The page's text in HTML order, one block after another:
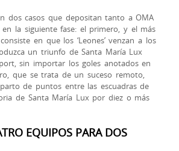
dos casos que depositan tanto a OMA
la siguiente fase: el primero, y el más
en que los ‘Leones’ venzan a los
un triunfo de Santa María Lux
sin importar los goles anotados en
que se trata de un suceso remoto,
de puntos entre las escuadras de
de Santa María Lux por diez o más
EQUIPOS PARA DOS